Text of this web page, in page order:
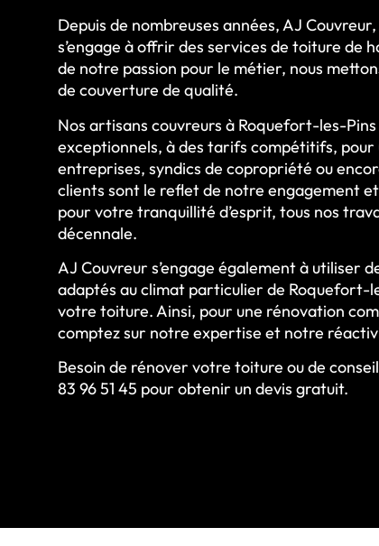
Depuis de nombreuses années, AJ
s’engage à offrir des services de toiture
de notre passion pour le métier, nous
de couverture de qualité.
Nos artisans couvreurs à Roquefort-les-
exceptionnels, à des tarifs compétitifs,
entreprises, syndics de copropriété ou
clients sont le reflet de notre engagement
pour votre tranquillité d’esprit, tous nos
décennale.
AJ Couvreur s’engage également à utiliser
adaptés au climat particulier de Roquefort-
votre toiture. Ainsi, pour une rénovation
comptez sur notre expertise et notre
Besoin de rénover votre toiture ou de
83 96 51 45 pour obtenir un devis gratuit.